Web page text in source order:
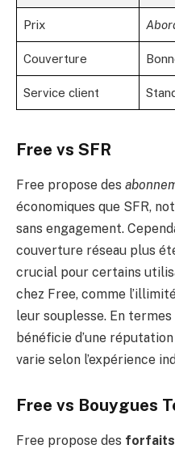
Prix
Couverture
Service client
Free vs SFR
Free propose des
économiques que SFR,
sans engagement.
couverture réseau plus
crucial pour certains
chez Free, comme
leur souplesse. En
bénéficie d’une
varie selon l’expérience
Free vs Bouygues
Free propose des forfaits